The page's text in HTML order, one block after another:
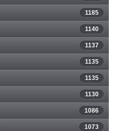
1185
1140
1137
1135
1135
1130
1086
1073